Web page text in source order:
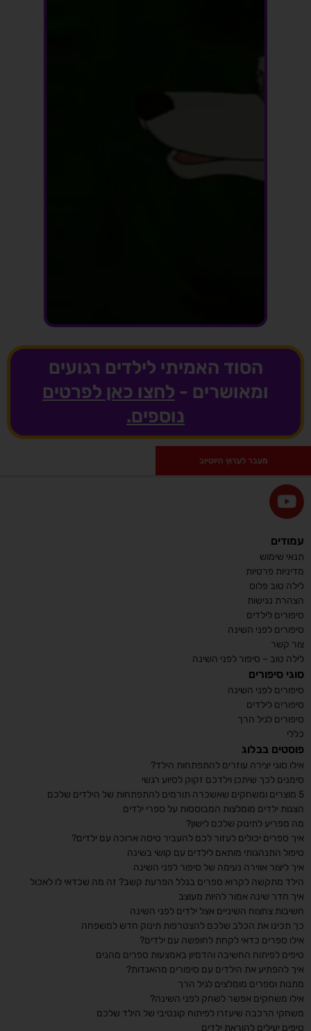
הסוד האמיתי לילדים רגועים
ומאושרים - לחצו כאן לפרטים
נוספים.
מעבר לערוץ היוטיוב
עמודים
תנאי שימוש
מדיניות פרטיות
לילה טוב פלוס
הצהרת נגישות
סיפורים לילדים
סיפורים לפני השינה
צור קשר
לילה טוב – סיפור לפני השינה
סוגי סיפורים
סיפורים לפני השינה
סיפורים לילדים
סיפורים לגיל הרך
כללי
פוסטים בבלוג
אילו סוגי יצירה עוזרים להתפתחות הילד?
סימנים לכך שיתכן וילדכם זקוק לסיוע רגשי
5 מוצרים ומשחקים שאשכרה תורמים להתפתחות של הילדים שלכם
הצגות ילדים מומלצות המבוססות על ספרי ילדים
מה מפריע לתינוק שלכם לישון?
איך ספרים יכולים לעזור לכם להעביר טיסה ארוכה עם ילדים?
טיפול התנהגותי מותאם לילדים עם קושי בשינה
איך ליצור אווירה נעימה של סיפור לפני השינה
הילד מתקשה לקרוא ספרים בגלל הפרעת קשב? זה מה שכדאי לו לאכול
איך חדר שינה אמור להיות מעוצב
חשיבות צחצוח השיניים אצל ילדים לפני השינה
כך תכינו את הכלב שלכם להצטרפות תינוק חדש למשפחה
אילו ספרים כדאי לקחת לחופשה עם ילדים?
טיפים לפיתוח החשיבה והדמיון באמצעות ספרים מהנים
איך להפתיע את הילדים עם סיפורים מהאגדות?
מתנות וספרים מומלצים לגיל הרך
אילו משחקים אפשר לשחק לפני השינה?
משחקי הרכבה שיעזרו לפיתוח קונטיבי של הילד שלכם
טיפים יעילים להוראת ילדים